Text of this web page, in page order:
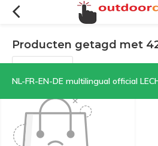
NL-FR-EN-DE multilingual official LECHUZA-
Producten getagd met
Filters Sorteren